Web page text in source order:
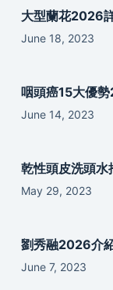
大型蘭花2026
June 18, 2023
咽頭癌15大優
June 14, 2023
乾性頭皮洗頭水
May 29, 2023
劉秀融2026介
June 7, 2023